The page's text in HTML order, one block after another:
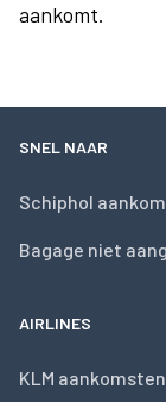
aankomt.
SNEL NAAR
Schiphol
Bagage niet
AIRLINES
KLM aankomsten